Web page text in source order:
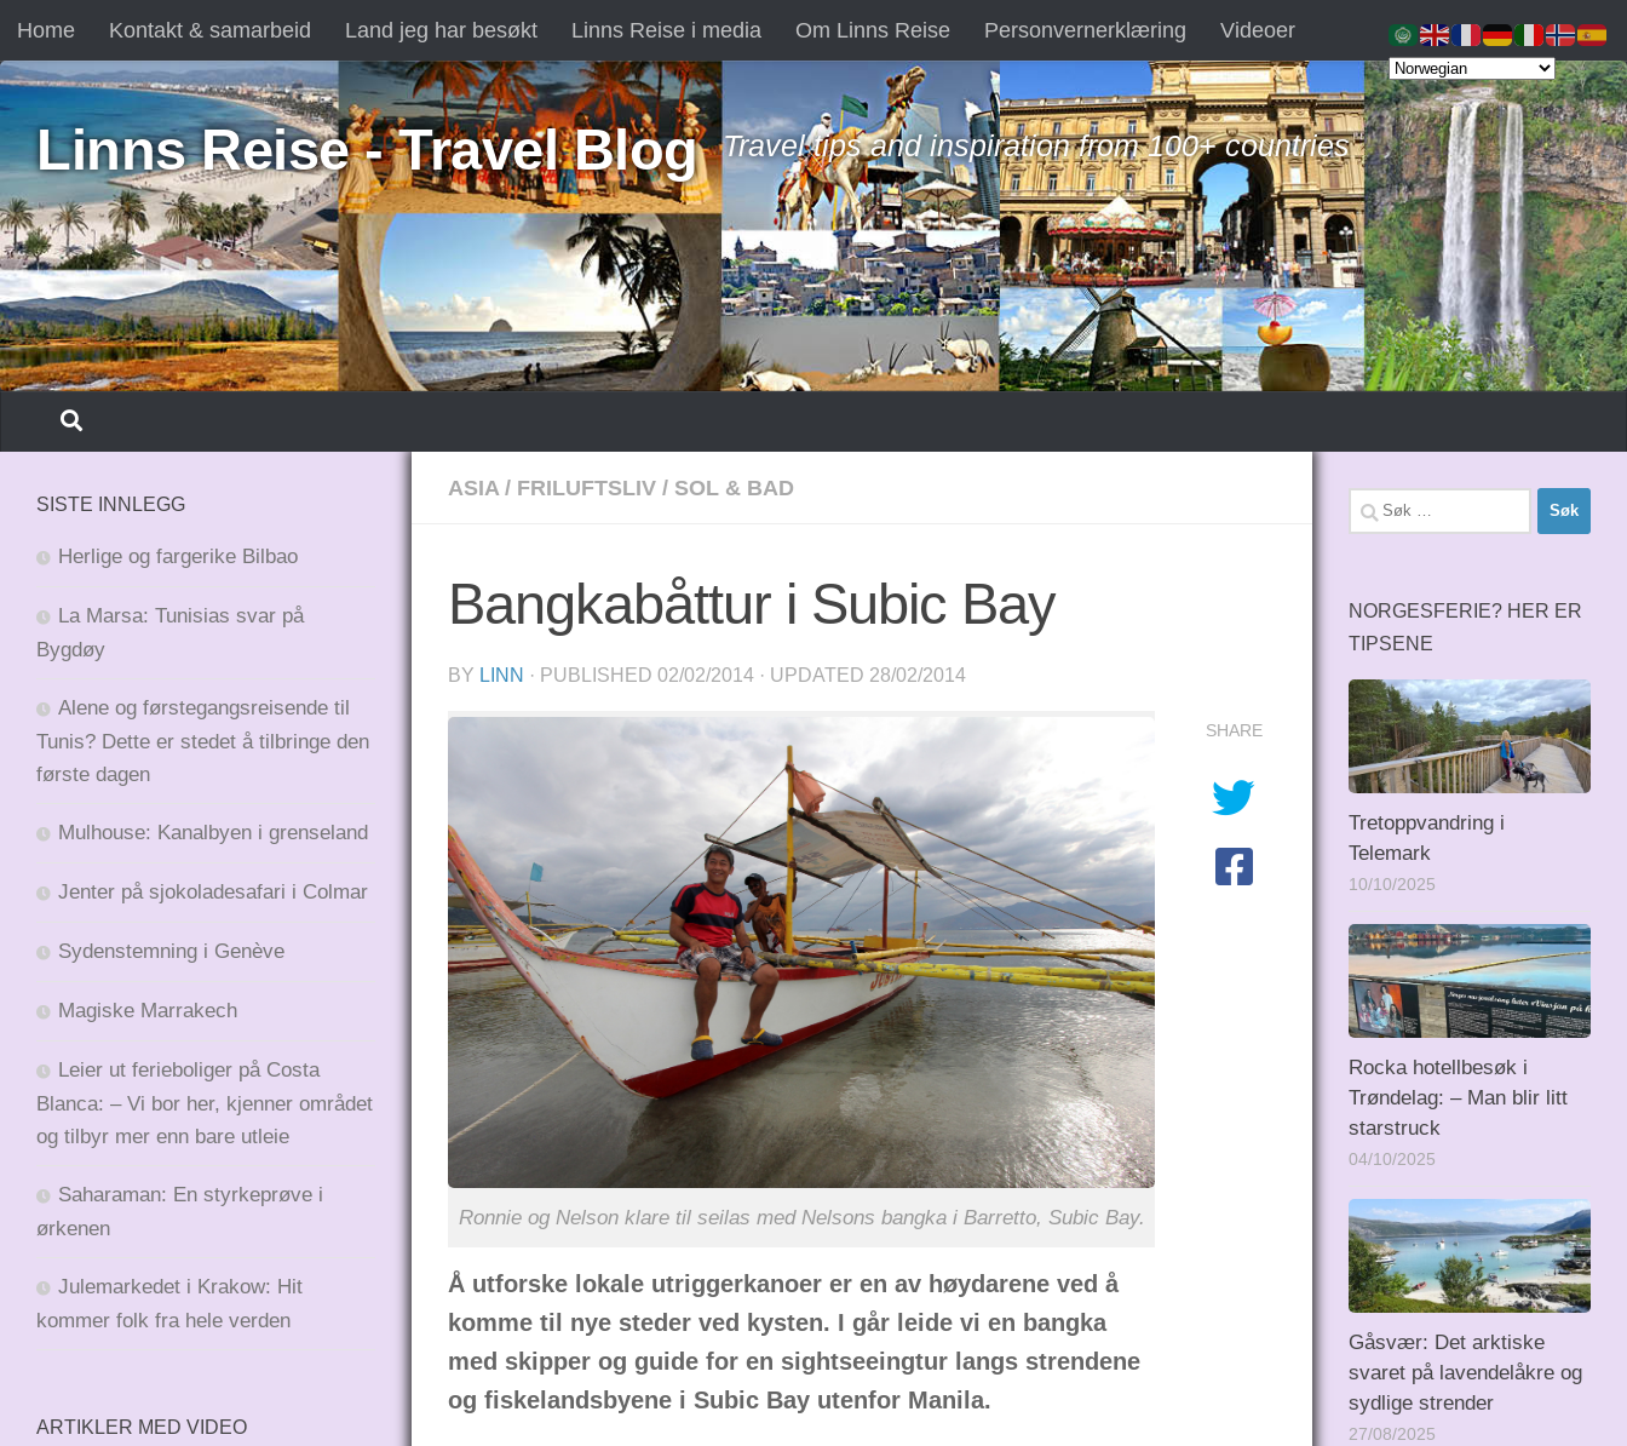
Skip to content
Home Kontakt & samarbeid Land jeg har besøkt Linns Reise i media Om Linns Reise Personvernerklæring Videoer
Linns Reise - Travel Blog Travel tips and inspiration from 100+ countries
ASIA / FRILUFTSLIV / SOL & BAD
Bangkabåttur i Subic Bay
BY LINN · PUBLISHED 02/02/2014 · UPDATED 28/02/2014
Ronnie og Nelson klare til seilas med Nelsons bangka i Barretto, Subic Bay.
Å utforske lokale utriggerkanoer er en av høydarene ved å
komme til nye steder ved kysten. I går leide vi en bangka
med skipper og guide for en sightseeingtur langs strendene
og fiskelandsbyene i Subic Bay utenfor Manila.
SHARE
SISTE INNLEGG
Herlige og fargerike Bilbao
La Marsa: Tunisias svar på
Bygdøy
Alene og førstegangsreisende til
Tunis? Dette er stedet å tilbringe den
første dagen
Mulhouse: Kanalbyen i grenseland
Jenter på sjokoladesafari i Colmar
Sydenstemning i Genève
Magiske Marrakech
Leier ut ferieboliger på Costa
Blanca: – Vi bor her, kjenner området
og tilbyr mer enn bare utleie
Saharaman: En styrkeprøve i
ørkenen
Julemarkedet i Krakow: Hit
kommer folk fra hele verden
ARTIKLER MED VIDEO
Søk
etter:
NORGESFERIE? HER ER
TIPSENE
Tretoppvandring i
Telemark
10/10/2025
Rocka hotellbesøk i
Trøndelag: – Man blir litt
starstruck
04/10/2025
Gåsvær: Det arktiske
svaret på lavendelåkre og
sydlige strender
27/08/2025